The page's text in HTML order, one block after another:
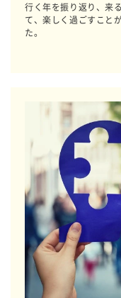
行く年を振り返り、来
て、楽しく過ごすこと
た。